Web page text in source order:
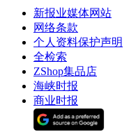
新报业媒体网站
网络条款
个人资料保护声明
全检索
ZShop集品店
海峡时报
商业时报